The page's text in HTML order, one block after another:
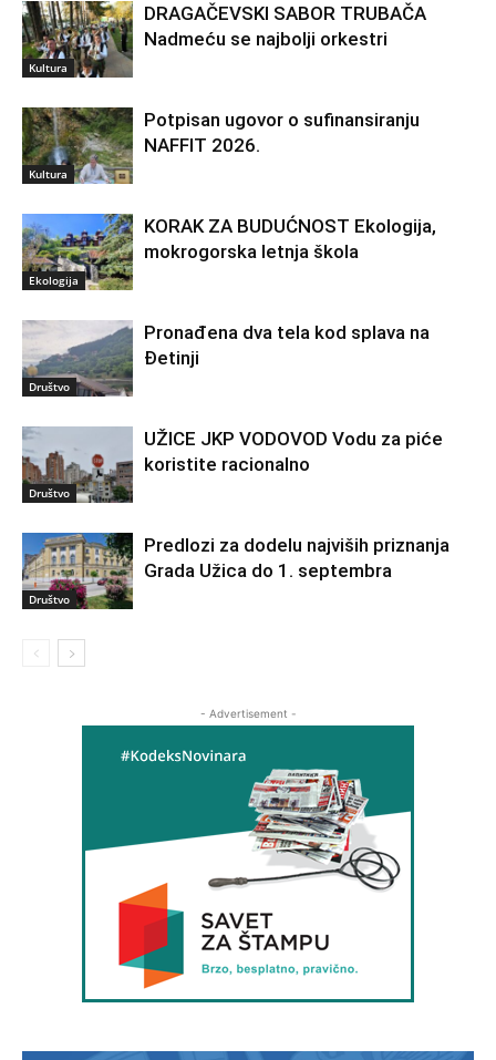
Kultura
DRAGAČEVSKI SABOR TRUBAČA
Nadmeću se najbolji orkestri
Kultura
Potpisan ugovor o sufinansiranju
NAFFIT 2026.
Ekologija
KORAK ZA BUDUĆNOST Ekologija,
mokrogorska letnja škola
Društvo
Pronađena dva tela kod splava na
Đetinji
Društvo
UŽICE JKP VODOVOD Vodu za piće
koristite racionalno
Društvo
Predlozi za dodelu najviših priznanja
Grada Užica do 1. septembra
- Advertisement -